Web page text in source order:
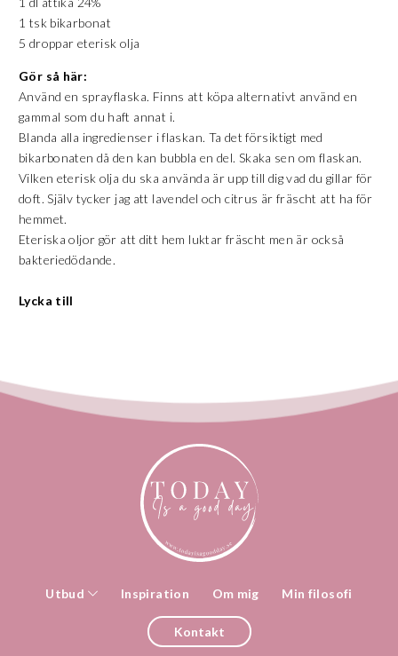
1 tsk bikarbonat
5 droppar eterisk olja
Gör så här:
Använd en sprayflaska. Finns att köpa alternativt använd en
gammal som du haft annat i.
Blanda alla ingredienser i flaskan. Ta det försiktigt med
bikarbonaten då den kan bubbla en del. Skaka sen om flaskan.
Vilken eterisk olja du ska använda är upp till dig vad du gillar för
doft. Själv tycker jag att lavendel och citrus är fräscht att ha för
hemmet.
Eteriska oljor gör att ditt hem luktar fräscht men är också
bakteriedödande.
Lycka till
Utbud Inspiration Om mig Min filosofi
Kontakt